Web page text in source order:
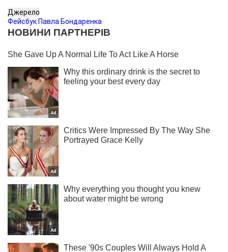
Джерело
Фейсбук Павла Бондаренка